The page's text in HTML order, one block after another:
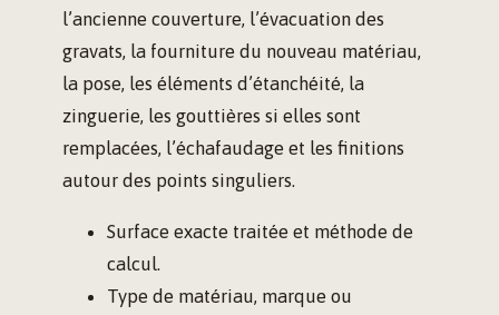
l’ancienne couverture, l’évacuation des
gravats, la fourniture du nouveau matériau,
la pose, les éléments d’étanchéité, la
zinguerie, les gouttières si elles sont
remplacées, l’échafaudage et les finitions
autour des points singuliers.
Surface exacte traitée et méthode de
calcul.
Type de matériau, marque ou